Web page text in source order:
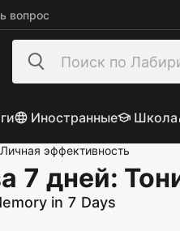
вопрос
Иностранные Школа
Личная эффективность
7 дней:
in 7 Days